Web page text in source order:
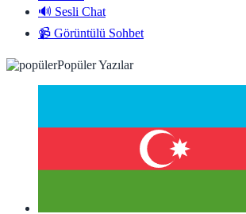
🔊 Sesli Chat
📹 Görüntülü Sohbet
Popüler Yazılar